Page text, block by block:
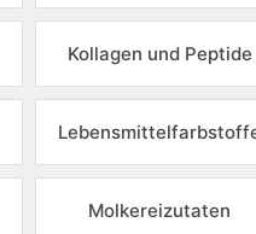
Kollagen und Peptide
Molkereizutaten